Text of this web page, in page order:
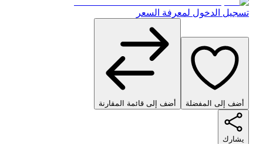
تسجيل الدخول لمعرفة السعر
أضف إلى المفضلة أضف إلى قائمة المقارنة
يشارك